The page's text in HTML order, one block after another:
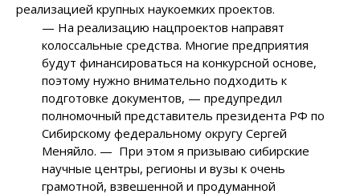
реализацией крупных наукоемких проектов.
— На реализацию нацпроектов направят
колоссальные средства. Многие предприятия
будут финансироваться на конкурсной основе,
поэтому нужно внимательно подходить к
подготовке документов, — предупредил
полномочный представитель президента РФ по
Сибирскому федеральному округу Сергей
Меняйло. — При этом я призываю сибирские
научные центры, регионы и вузы к очень
грамотной, взвешенной и продуманной